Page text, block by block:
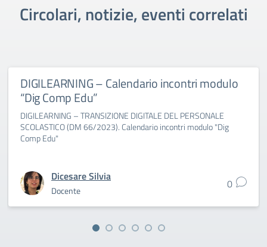
Circolari, notizie, eventi correlati
DIGILEARNING – Calendario incontri modulo
“Dig Comp Edu”
DIGILEARNING – TRANSIZIONE DIGITALE DEL PERSONALE
SCOLASTICO (DM 66/2023). Calendario incontri modulo "Dig
Comp Edu"
Dicesare Silvia
Docente 0